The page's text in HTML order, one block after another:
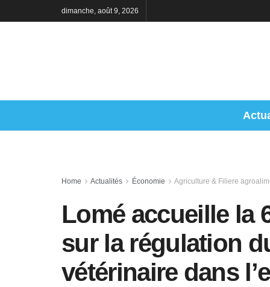
dimanche, août 9, 2026
Home Actualités Économie Agriculture & Filiere
Lomé accueille la
sur la régulation
vétérinaire dans